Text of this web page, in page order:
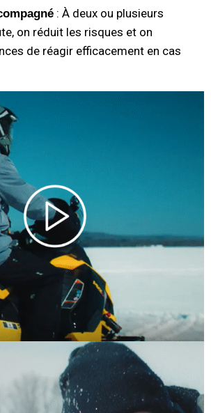
: À deux ou plusieurs
on réduit les risques et on
de réagir efficacement en cas